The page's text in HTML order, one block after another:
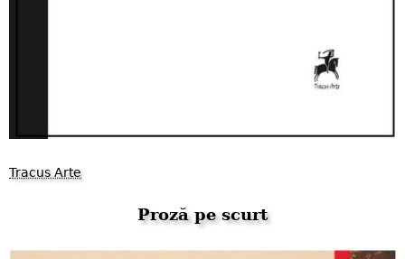
Tracus Arte
Proză pe scurt